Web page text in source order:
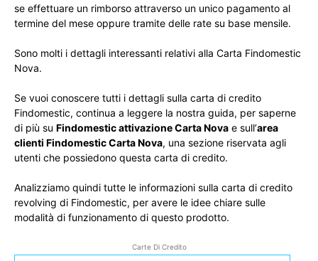
se effettuare un rimborso attraverso un unico pagamento al
termine del mese oppure tramite delle rate su base mensile.
Sono molti i dettagli interessanti relativi alla Carta Findomestic
Nova.
Se vuoi conoscere tutti i dettagli sulla carta di credito
Findomestic, continua a leggere la nostra guida, per saperne
di più su Findomestic attivazione Carta Nova e sull’area
clienti Findomestic Carta Nova, una sezione riservata agli
utenti che possiedono questa carta di credito.
Analizziamo quindi tutte le informazioni sulla carta di credito
revolving di Findomestic, per avere le idee chiare sulle
modalità di funzionamento di questo prodotto.
Carte Di Credito